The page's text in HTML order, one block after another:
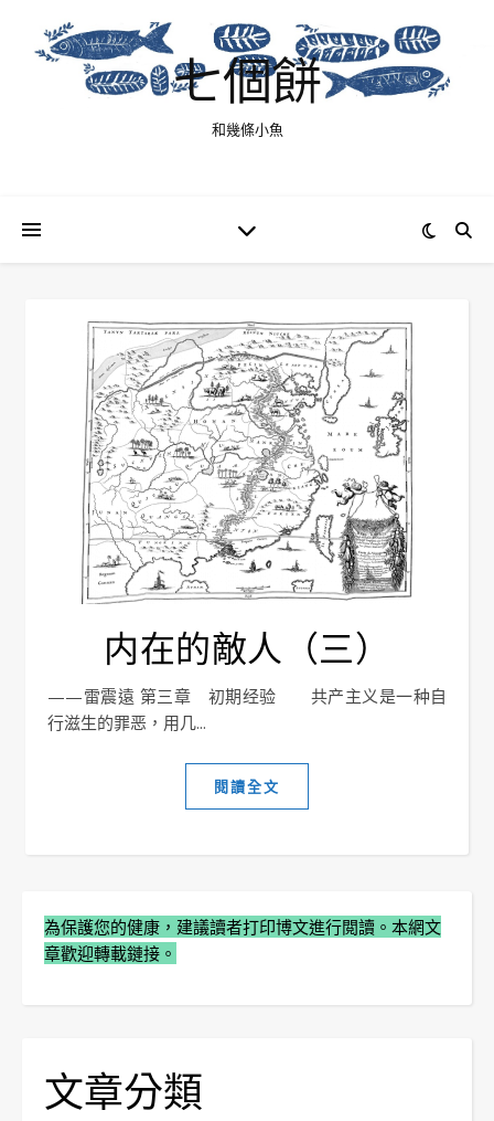
七個餅
和幾條小魚
内在的敵人（三）
——雷震遠 第三章 初期经验 共产主义是一种自
行滋生的罪恶，用几...
閱讀全文
為保護您的健康，建議讀者打印博文進行閲讀。本網文
章歡迎轉載鏈接。
文章分類